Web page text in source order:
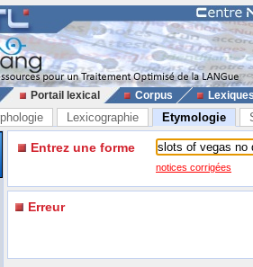
Portail lexical Corpus
Lexicographie Etymologie
Entrez une forme
notices corrigées
Erreur